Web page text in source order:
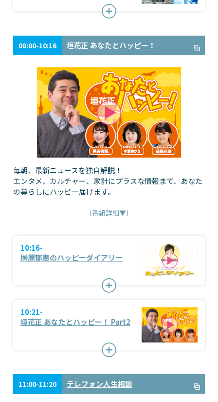
08:00-10:16 垣花正 あなたとハッピー！
毎朝、最新ニュースを独自解説！
エンタメ、カルチャー、家計にプラスな情報まで、あなた
の暮らしにハッピー届けます。
［番組詳細▼］
10:16-
榊原郁恵のハッピーダイアリー
10:21-
垣花正 あなたとハッピー！ Part2
11:00-11:20 テレフォン人生相談